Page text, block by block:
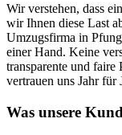
Wir verstehen, dass
wir Ihnen diese Last
Umzugsfirma in
einer Hand. Keine
transparente und faire
vertrauen uns Jahr für
Was unsere